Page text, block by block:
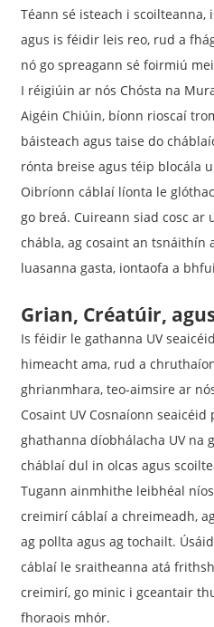
Téann sé isteach i scoilteanna,
agus is féidir leis reo, rud a
nó go spreagann sé foirmiú
I réigiúin ar nós Chósta na
Aigéin Chiúin, bíonn rioscaí
báisteach agus taise do
rónta breise agus téip blocála
Oibríonn cáblaí líonta le
go breá. Cuireann siad cosc ​​ar
chábla, ag cosaint an tsnáithín
luasanna gasta, iontaofa a
Grian, Créatúir,
Is féidir le gathanna UV
himeacht ama, rud a
ghrianmhara, teo-aimsire ar
Cosaint UV Cosnaíonn
ghathanna díobhálacha UV na
cháblaí dul in olcas agus
Tugann ainmhithe leibhéal
creimirí cáblaí a chreimeadh,
ag pollta agus ag tochailt.
cáblaí le sraitheanna atá
creimirí, go minic i gceantair
fhoraois mhór.